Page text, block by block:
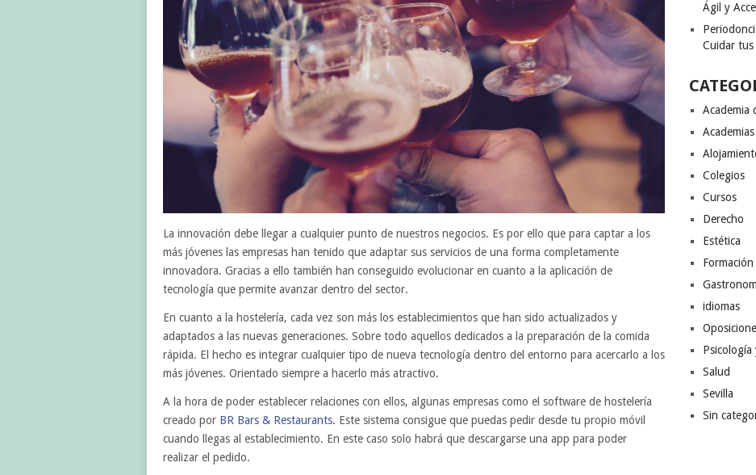
La innovación debe llegar a cualquier punto de nuestros negocios. Es por ello que para captar a los
más jóvenes las empresas han tenido que adaptar sus servicios de una forma completamente
innovadora. Gracias a ello también han conseguido evolucionar en cuanto a la aplicación de
tecnología que permite avanzar dentro del sector.
En cuanto a la hostelería, cada vez son más los establecimientos que han sido actualizados y
adaptados a las nuevas generaciones. Sobre todo aquellos dedicados a la preparación de la comida
rápida. El hecho es integrar cualquier tipo de nueva tecnología dentro del entorno para acercarlo a los
más jóvenes. Orientado siempre a hacerlo más atractivo.
A la hora de poder establecer relaciones con ellos, algunas empresas como el software de hostelería
creado por BR Bars & Restaurants. Este sistema consigue que puedas pedir desde tu propio móvil
cuando llegas al establecimiento. En este caso solo habrá que descargarse una app para poder
realizar el pedido.
Ágil y
Cuidar tus
Academia
Academias
Colegios
Cursos
Derecho
Estética
Formación
idiomas
Salud
Sevilla
Sin